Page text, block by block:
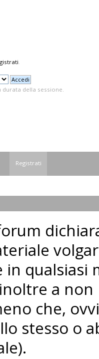
.
durata della sessione.
Registrati
in qualsiasi
a
che,
stesso o